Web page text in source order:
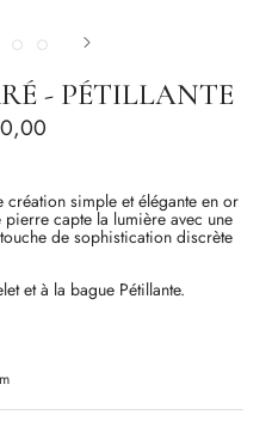
- PÉTILLANTE
simple et élégante en or
capte la lumière avec une
de sophistication discrète
et à la bague Pétillante.